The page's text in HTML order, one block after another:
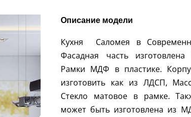
Описание модели
Кухня Саломея в
Фасадная часть
Рамки МДФ в пластике.
изготовить как из ЛДСП,
Стекло матовое в рамке.
может быть изготовлена из